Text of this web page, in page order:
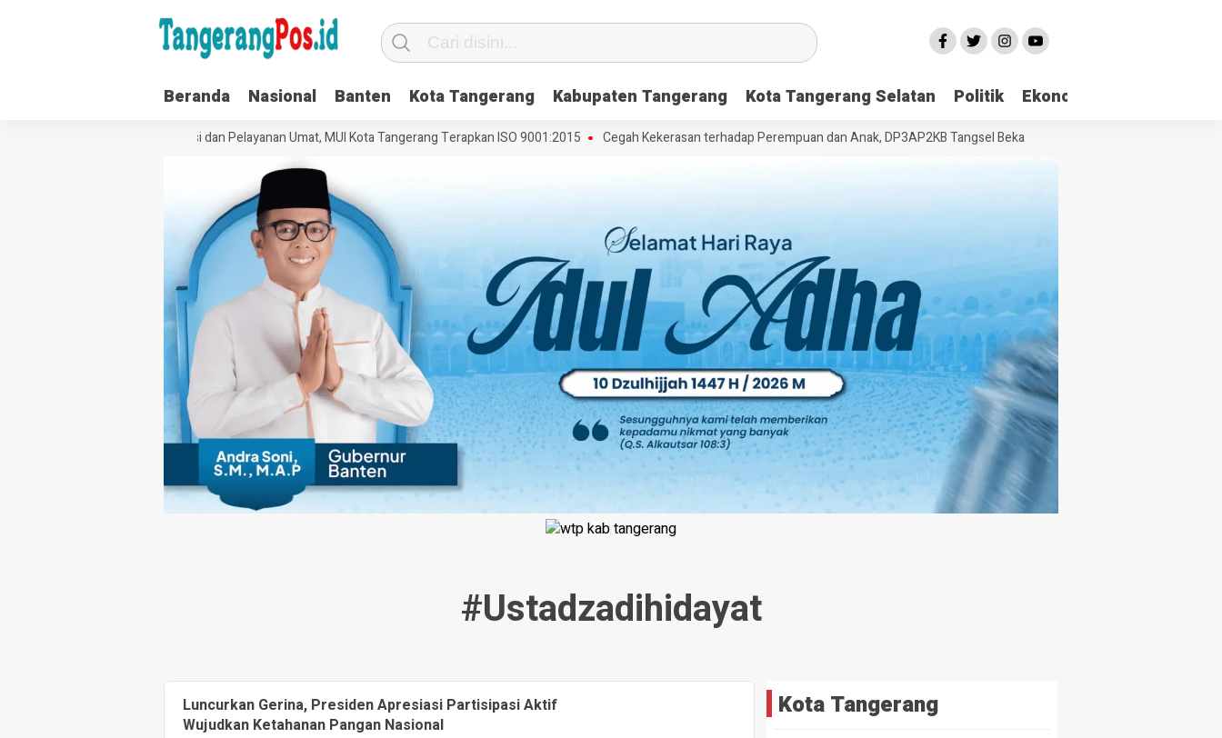
Beranda Nasional Banten Kota Tangerang Kabupaten Tangerang Kota Tangerang Selatan Politik Ekonomi
Perkuat Tata Kelola Organisasi dan Pelayanan Umat, MUI Kota Tangerang Terapkan ISO 9001:2015 Cegah Kekerasan terhadap Perempuan dan Anak, DP3AP2KB Tangsel Bekali Masyarakat Manajemen Stres dan
#ustadzadihidayat
Luncurkan Gerina, Presiden Apresiasi Partisipasi Aktif
Wujudkan Ketahanan Pangan Nasional
Kota Tangerang